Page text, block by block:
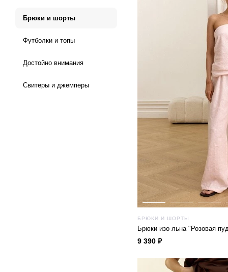
Брюки и шорты
Футболки и топы
Достойно внимания
Cвитеры и джемперы
БРЮКИ И ШОРТЫ
Брюки изо льна "Розовая
9 390 ₽